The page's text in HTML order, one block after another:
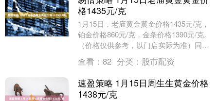
格1435元/克
1月15日，老庙黄金黄金价格1435元/克，
铂金价格860元/克，金条价格1390元/克。
（价格仅供参考，以门店实际为准）同日
上海黄金交易所现货黄金AU9999....
查看： 82 分类： 股市配资
速盈策略 1月15日周生生黄金价格
1438元/克